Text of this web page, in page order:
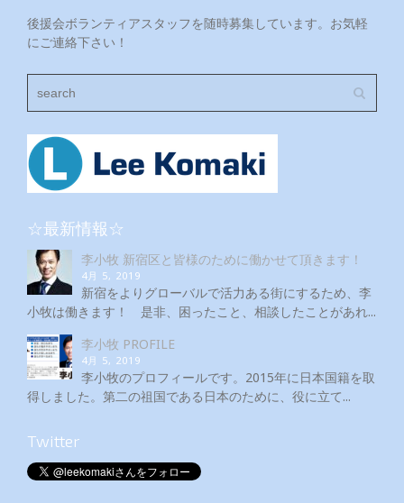
後援会ボランティアスタッフを随時募集しています。お気軽
にご連絡下さい！
☆最新情報☆
李小牧 新宿区と皆様のために働かせて頂きます！
4月 5, 2019
新宿をよりグローバルで活力ある街にするため、李
小牧は働きます！ 是非、困ったこと、相談したことがあれ...
李小牧 PROFILE
4月 5, 2019
李小牧のプロフィールです。2015年に日本国籍を取
得しました。第二の祖国である日本のために、役に立て...
Twitter